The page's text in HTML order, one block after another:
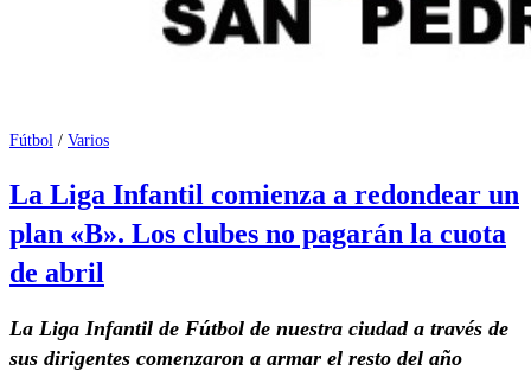
Fútbol / Varios
La Liga Infantil comienza a redondear un
plan «B». Los clubes no pagarán la cuota
de abril
La Liga Infantil de Fútbol de nuestra ciudad a través de
sus dirigentes comenzaron a armar el resto del año